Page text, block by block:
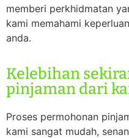
memberi perkhidmatan
kami memahami
anda.
Kelebihan
pinjaman dari
Proses permohonan
kami sangat mudah,